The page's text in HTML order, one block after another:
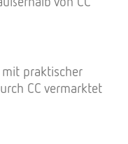
praktischer
CC vermarktet